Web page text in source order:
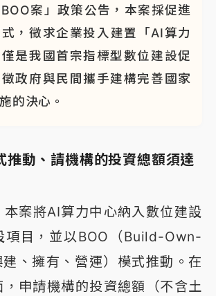
案」政策公告，本案採促進
，徵求企業投入建置「AI算力
是我國首宗指標型數位建設促
政府與民間攜手建構完善國家
的決心。
推動、請機構的投資總額須達
案將AI算力中心納入數位建設
項目，並以BOO（Build-Own-
、擁有、營運）模式推動。在
申請機構的投資總額（不含土